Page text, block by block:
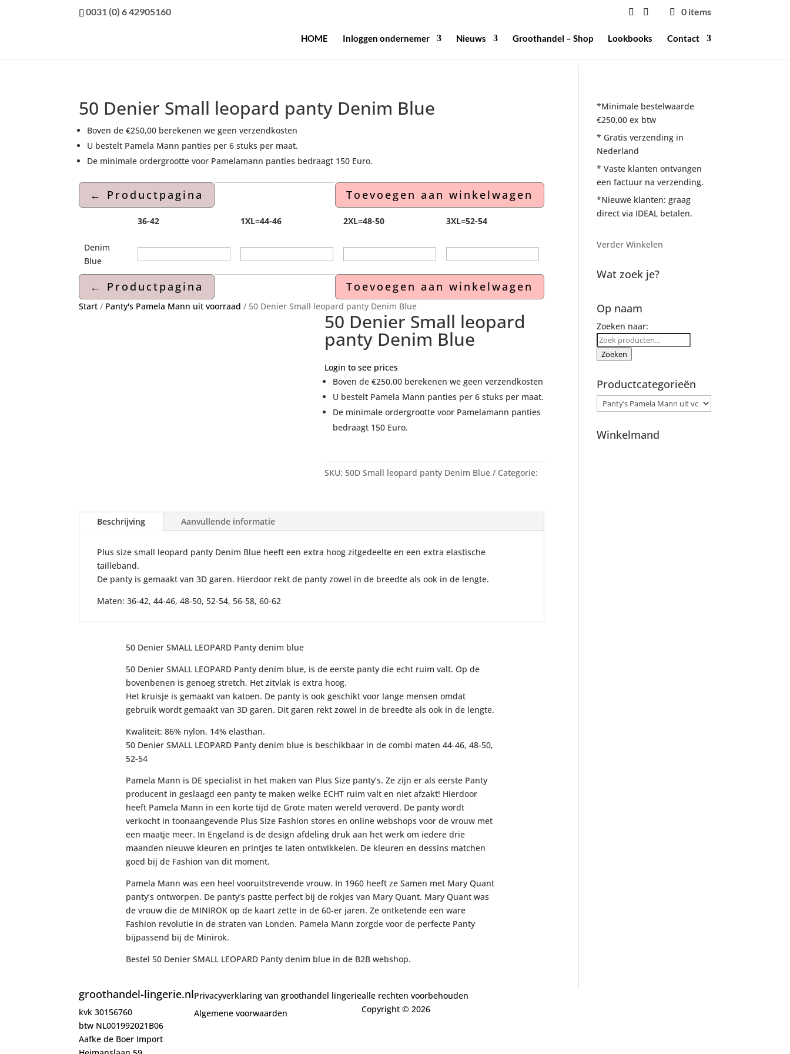
0031 (0) 6 42905160 0 items
HOME Inloggen ondernemer Nieuws Groothandel – Shop Lookbooks Contact
50 Denier Small leopard panty Denim Blue
Boven de €250,00 berekenen we geen verzendkosten
U bestelt Pamela Mann panties per 6 stuks per maat.
De minimale ordergrootte voor Pamelamann panties bedraagt 150 Euro.
Toevoegen aan winkelwagen
36-42 1XL=44-46 2XL=48-50 3XL=52-54
Denim
Blue
Toevoegen aan winkelwagen
Start / Panty's Pamela Mann uit voorraad / 50 Denier Small leopard panty Denim Blue
50 Denier Small leopard
panty Denim Blue
Login to see prices
Boven de €250,00 berekenen we geen verzendkosten
U bestelt Pamela Mann panties per 6 stuks per maat.
De minimale ordergrootte voor Pamelamann panties
bedraagt 150 Euro.
SKU: 50D Small leopard panty Denim Blue
Categorie:
Beschrijving Aanvullende informatie
Plus size small leopard panty Denim Blue heeft een extra hoog zitgedeelte en een extra elastische
tailleband.
De panty is gemaakt van 3D garen. Hierdoor rekt de panty zowel in de breedte als ook in de lengte.
Maten: 36-42, 44-46, 48-50, 52-54, 56-58, 60-62
50 Denier SMALL LEOPARD Panty denim blue
50 Denier SMALL LEOPARD Panty denim blue, is de eerste panty die echt ruim valt. Op de
bovenbenen is genoeg stretch. Het zitvlak is extra hoog.
Het kruisje is gemaakt van katoen. De panty is ook geschikt voor lange mensen omdat
gebruik wordt gemaakt van 3D garen. Dit garen rekt zowel in de breedte als ook in de lengte.
Kwaliteit: 86% nylon, 14% elasthan.
50 Denier SMALL LEOPARD Panty denim blue is beschikbaar in de combi maten 44-46, 48-50,
52-54
Pamela Mann is DE specialist in het maken van Plus Size panty’s. Ze zijn er als eerste Panty
producent in geslaagd een panty te maken welke ECHT ruim valt en niet afzakt! Hierdoor
heeft Pamela Mann in een korte tijd de Grote maten wereld veroverd. De panty wordt
verkocht in toonaangevende Plus Size Fashion stores en online webshops voor de vrouw met
een maatje meer. In Engeland is de design afdeling druk aan het werk om iedere drie
maanden nieuwe kleuren en printjes te laten ontwikkelen. De kleuren en dessins matchen
goed bij de Fashion van dit moment.
Pamela Mann was een heel vooruitstrevende vrouw. In 1960 heeft ze Samen met Mary Quant
panty’s ontworpen. De panty’s pastte perfect bij de rokjes van Mary Quant. Mary Quant was
de vrouw die de MINIROK op de kaart zette in de 60-er jaren. Ze ontketende een ware
Fashion revolutie in de straten van Londen. Pamela Mann zorgde voor de perfecte Panty
bijpassend bij de Minirok.
Bestel 50 Denier SMALL LEOPARD Panty denim blue in de B2B webshop.
*Minimale bestelwaarde
€250,00 ex btw
* Gratis verzending in
Nederland
* Vaste klanten ontvangen
een factuur na verzending.
*Nieuwe klanten: graag
direct via IDEAL betalen.
Verder Winkelen
Wat zoek je?
Op naam
Zoeken naar:
Zoeken
Productcategorieën
Winkelmand
groothandel-lingerie.nl
kvk 30156760
btw NL001992021B06
Aafke de Boer Import
Privacyverklaring van groothandel lingerie
Algemene voorwaarden
alle rechten voorbehouden
Copyright ©2026